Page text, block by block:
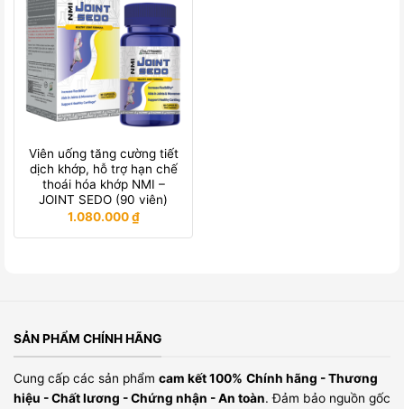
Viên uống tăng cường tiết
dịch khớp, hỗ trợ hạn chế
thoái hóa khớp NMI –
JOINT SEDO (90 viên)
1.080.000₫
SẢN PHẨM CHÍNH HÃNG
Cung cấp các sản phẩm cam kết 100% Chính hãng - Thương
hiệu - Chất lương - Chứng nhận - An toàn. Đảm bảo nguồn gốc